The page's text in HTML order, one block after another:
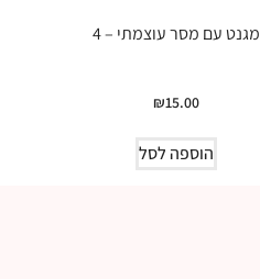
מגנט עם מסר עוצמתי – 4
₪15.00
הוספה לסל